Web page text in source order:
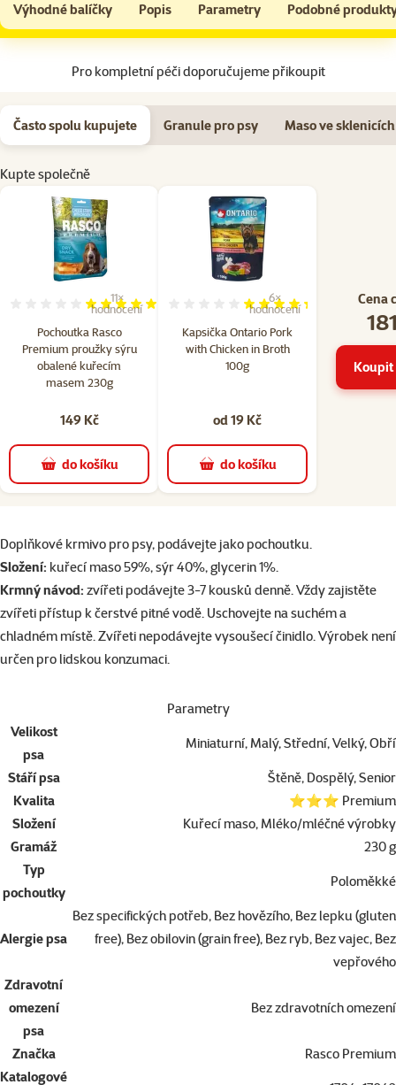
Pochoutka Rasco Premium proužky sýru obalené kuřecím masem 230g
Do košíku
Výhodné balíčky Popis Parametry Podobné
Na začátek stránky
Pro kompletní péči doporučujeme přikoupit
Často spolu kupujete Granule pro psy Maso ve sklenicích
Kupte společně
Pochoutka Rasco
Premium proužky sýru
obalené kuřecím
masem 230g
Hodnocení 100%, počet hodnocení: 11
11×
hodnocení
149 Kč
do košíku
Kapsička Ontario Pork
with Chicken in Broth
100g
Hodnocení 87%, počet
6×
hodnocení
od 19 Kč
do košíku
Cena
superzoo.product.detail.content
Doplňkové krmivo pro psy, podávejte jako pochoutku.
Složení: kuřecí maso 59%, sýr 40%, glycerin 1%.
Krmný návod: zvířeti podávejte 3-7 kousků denně. Vždy zajistěte
zvířeti přístup k čerstvé pitné vodě. Uschovejte na suchém a
chladném místě. Zvířeti nepodávejte vysoušecí činidlo. Výrobek není
určen pro lidskou konzumaci.
Parametry
Velikost
psa
Miniaturní, Malý, Střední, Velký, Obří
Stáří psa
Štěně, Dospělý, Senior
Kvalita
⭐⭐⭐ Premium
Složení
Kuřecí maso, Mléko/mléčné výrobky
Gramáž
230 g
Typ
pochoutky
Poloměkké
Alergie psa
Bez specifických potřeb, Bez hovězího, Bez lepku (gluten
free), Bez obilovin (grain free), Bez ryb, Bez vajec, Bez
vepřového
Zdravotní
omezení
psa
Bez zdravotních omezení
Značka
Rasco Premium
Katalogové